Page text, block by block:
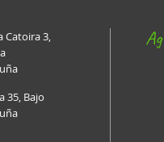
Catoira 3,
35, Bajo